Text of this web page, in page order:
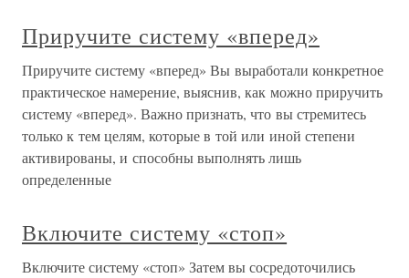
Приручите систему «вперед»
Приручите систему «вперед» Вы выработали конкретное
практическое намерение, выяснив, как можно приручить
систему «вперед». Важно признать, что вы стремитесь
только к тем целям, которые в той или иной степени
активированы, и способны выполнять лишь
определенные
Включите систему «стоп»
Включите систему «стоп» Затем вы сосредоточились